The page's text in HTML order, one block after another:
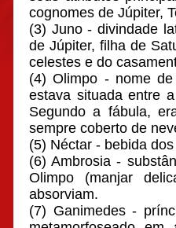
cognomes de Júpiter,
(3) Juno - divindade
de Júpiter, filha de
celestes e do
(4) Olimpo - nome
estava situada entre
Segundo a fábula,
sempre coberto de
(5) Néctar - bebida
(6) Ambrosia -
Olimpo (manjar
absorviam.
(7) Ganimedes -